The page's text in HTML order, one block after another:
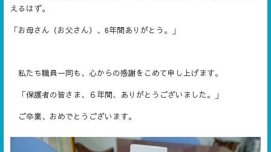
えるはず。
「お母さん（お父さん）、 6年間ありがとう。」
私たち職員一同も、心からの感謝をこめて申し上げます。
「保護者の皆さま、６年間、ありがとうございました。」
ご卒業、おめでとうございます。